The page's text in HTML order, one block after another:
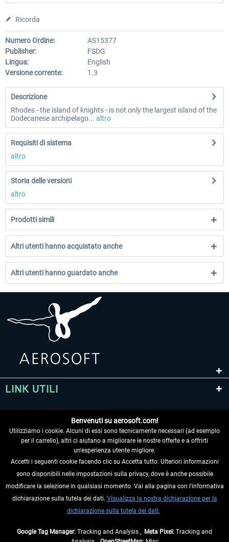
Ricorda
Numero Ordine:
AS15377
Publisher:
FSDG
Lingua:
English
Versione corrente:
1.3
Descrizione
Rhodes - the island of knights - is not only the largest island of the
Dodecanese archipelago... altro
Requisiti di sistema
altro
Storia delle versioni
altro
Prodotti simili
Altri utenti hanno acquistato anche
Altri utenti hanno guardato anche
LINK UTILI
RECEDERE DAL CONTRATTO
INFORMAZIONI
Benvenuti su aerosoft.com!
Utilizziamo i cookie. Alcuni di essi sono tecnicamente necessari (ad esempio
per il carrello), altri ci aiutano a migliorare le nostre offerte e a offrirti
un'esperienza utente migliore.
Accetti i seguenti cookie facendo clic su Accetta tutto. Ulteriori informazioni
sono disponibili nelle impostazioni sulla privacy, dove è anche possibile
modificare la selezione in qualsiasi momento. Vai alla pagina con l'informativa
dichiarazione sulla tutela dei dati. Visualizza la nostra dichiarazione per la
dichiarazione sulla tutela dei dati.
Google Tag Manager: Tracking and Analysis , Meta Pixel: Tracking and